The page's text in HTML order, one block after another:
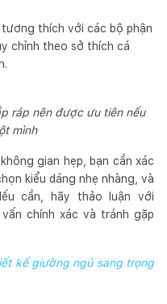
thích với các bộ phận
chỉnh theo sở thích cá
ráp nên được ưu tiên nếu
mình
gian hẹp, bạn cần xác
kiểu dáng nhẹ nhàng, và
cần, hãy thảo luận với
chính xác và tránh gặp
kế giường ngủ sang trọng